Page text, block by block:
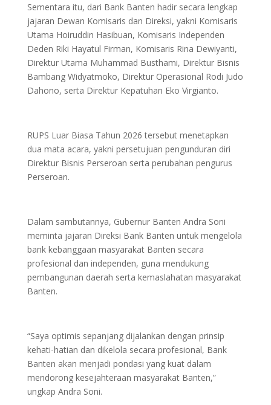
Sementara itu, dari Bank Banten hadir secara lengkap
jajaran Dewan Komisaris dan Direksi, yakni Komisaris
Utama Hoiruddin Hasibuan, Komisaris Independen
Deden Riki Hayatul Firman, Komisaris Rina Dewiyanti,
Direktur Utama Muhammad Busthami, Direktur Bisnis
Bambang Widyatmoko, Direktur Operasional Rodi Judo
Dahono, serta Direktur Kepatuhan Eko Virgianto.
RUPS Luar Biasa Tahun 2026 tersebut menetapkan
dua mata acara, yakni persetujuan pengunduran diri
Direktur Bisnis Perseroan serta perubahan pengurus
Perseroan.
Dalam sambutannya, Gubernur Banten Andra Soni
meminta jajaran Direksi Bank Banten untuk mengelola
bank kebanggaan masyarakat Banten secara
profesional dan independen, guna mendukung
pembangunan daerah serta kemaslahatan masyarakat
Banten.
“Saya optimis sepanjang dijalankan dengan prinsip
kehati-hatian dan dikelola secara profesional, Bank
Banten akan menjadi pondasi yang kuat dalam
mendorong kesejahteraan masyarakat Banten,”
ungkap Andra Soni.